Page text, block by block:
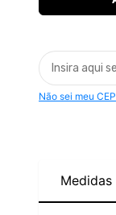
Não sei meu CEP
Medidas